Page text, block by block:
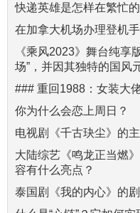
快递英雄是怎样在繁忙
在加拿大机场办理登机
《乘风2023》舞台纯享
场”，并因其独特的国风
### 重回1988：女装大
你为什么会恋上周日？
电视剧《千古玦尘》的
大陆综艺《鸣龙正当燃
容有什么亮点？
泰国剧《我的内心》的